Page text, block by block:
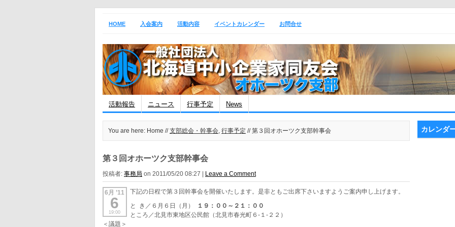
HOME 入会案内 活動内容 イベントカレンダー お問合せ
活動報告 ニュース 行事予定 News
You are here: Home //支部総会・幹事会, 行事予定 // 第３回オホーツク支部幹事会
第３回オホーツク支部幹事会
投稿者: 事務局 on 2011/05/20 08:27 | Leave a Comment
6月 ’11
6
19:00
下記の日程で第３回幹事会を開催いたします。是非ともご出席下さいますようご案内申し上げます。
と き／６月６日（月）
１９：００～２１：００
ところ／北見市東地区公民館（北見市春光町６-１-２２）
＜議題＞
カレンダ